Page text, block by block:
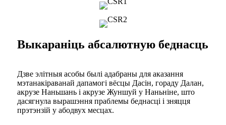
Выкараніць абсалютную беднасць
Дзве элітныя асобы былі адабраны для аказання
мэтанакіраванай дапамогі вёсцы Дасін, гораду Далан,
акрузе Наньшань і акрузе Жуншуй у Наньніне, што
дасягнула вырашэння праблемы беднасці і зняцця
прэтэнзій у абодвух месцах.